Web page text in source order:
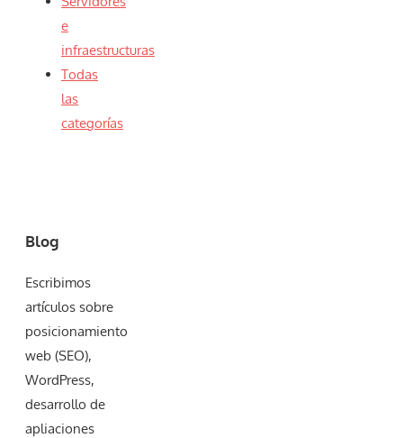
e
infraestructuras
Todas
las
categorías
Blog
Escribimos
artículos sobre
posicionamiento
web (SEO),
WordPress,
desarrollo de
apliaciones